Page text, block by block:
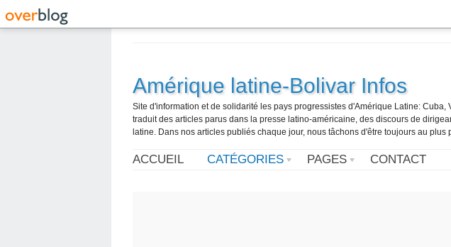
Amérique latine-Bolivar Infos
Site d'information et de solidarité les pays progressistes d'Amérique Latine:
traduit des articles parus dans la presse latino-américaine, des discours de
latine. Dans nos articles publiés chaque jour, nous tâchons d'être toujours au plus
ACCUEIL CATÉGORIES PAGES CONTACT